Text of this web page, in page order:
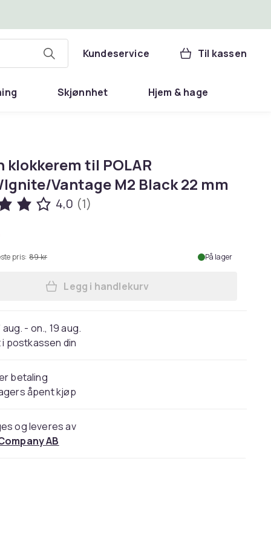
Kundeservice Til kassen
Skjønnhet Hjem & hage
klokkerem til POLAR
Vantage M2 Black 22 mm
4,0 (1)
pris: 89 kr På lager
Legg Silikon klokkerem til POLAR
Legg i handlekurv
aug. - on., 19 aug.
postkassen din
betaling
åpent kjøp
og leveres av
AB